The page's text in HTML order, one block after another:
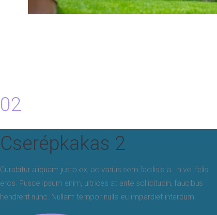
02
Cserépkakas 2
Curabitur aliquam justo ex, ac varius sem facilisis a. In vel felis
eros. Fusce ipsum enim, ultrices at ante sollicitudin, faucibus
hendrerit nunc. Nullam tempor nulla eu imperdiet interdum.